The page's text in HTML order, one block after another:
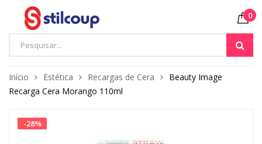
0
Início Estética Recargas de Cera
Beauty Image
Recarga Cera Morango 110ml
-28%